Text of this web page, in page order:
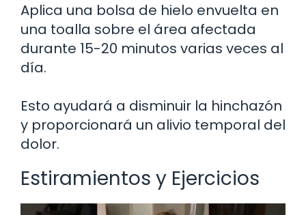
Aplica una bolsa de hielo envuelta en
una toalla sobre el área afectada
durante 15-20 minutos varias veces al
día.
Esto ayudará a disminuir la hinchazón
y proporcionará un alivio temporal del
dolor.
Estiramientos y Ejercicios